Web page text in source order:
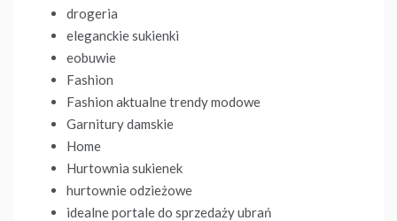
drogeria
eleganckie sukienki
eobuwie
Fashion
Fashion aktualne trendy modowe
Garnitury damskie
Home
Hurtownia sukienek
hurtownie odzieżowe
idealne portale do sprzedaży ubrań